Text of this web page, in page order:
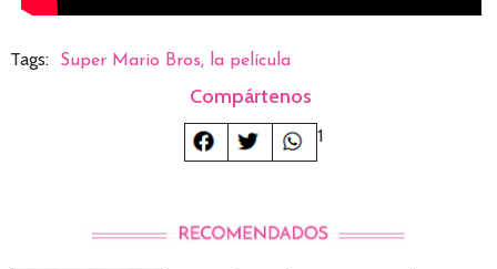
Tags: Super Mario Bros, la película
Compártenos
1